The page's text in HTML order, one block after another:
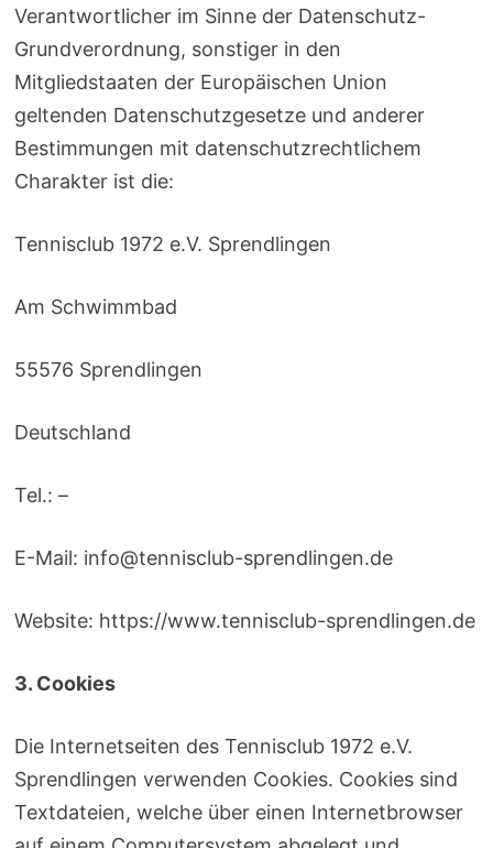
Verantwortlicher im Sinne der Datenschutz-
Grundverordnung, sonstiger in den
Mitgliedstaaten der Europäischen Union
geltenden Datenschutzgesetze und anderer
Bestimmungen mit datenschutzrechtlichem
Charakter ist die:
Tennisclub 1972 e.V. Sprendlingen
Am Schwimmbad
55576 Sprendlingen
Deutschland
Tel.: –
E-Mail: info@tennisclub-sprendlingen.de
Website: https://www.tennisclub-sprendlingen.de
3. Cookies
Die Internetseiten des Tennisclub 1972 e.V.
Sprendlingen verwenden Cookies. Cookies sind
Textdateien, welche über einen Internetbrowser